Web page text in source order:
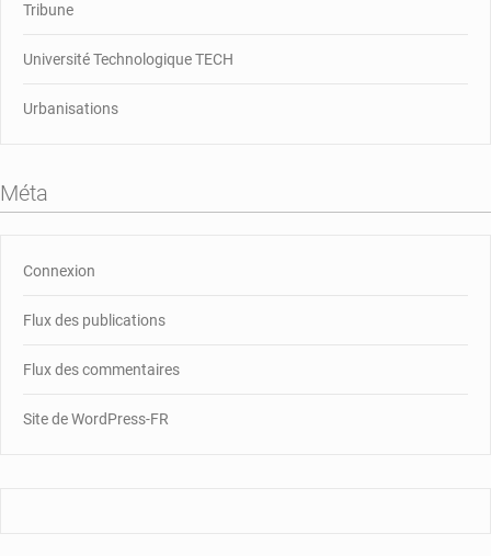
Tribune
Université Technologique TECH
Urbanisations
Méta
Connexion
Flux des publications
Flux des commentaires
Site de WordPress-FR